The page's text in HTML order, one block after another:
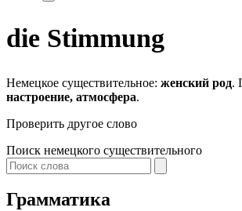
die Stimmung
Немецкое существительное: женский род.
настроение, атмосфера.
Проверить другое слово
Поиск немецкого существительного
Грамматика